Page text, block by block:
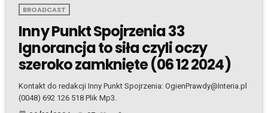
BROADCAST
Inny Punkt Spojrzenia 33
Ignorancja to siła czyli oczy
szeroko zamknięte (06 12 2024)
Kontakt do redakcji Inny Punkt Spojrzenia: OgienPrawdy@Interia.pl
(0048) 692 126 518 Plik Mp3.